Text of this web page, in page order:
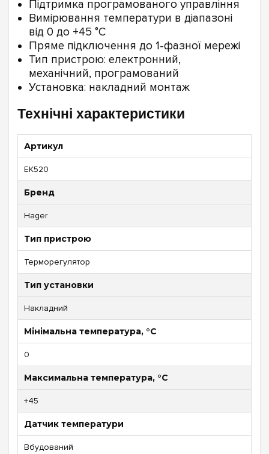
Підтримка програмованого управління
Вимірювання температури в діапазоні
від 0 до +45 °C
Пряме підключення до 1-фазної мережі
Тип пристрою: електронний,
механічний, програмований
Установка: накладний монтаж
Технічні характеристики
Артикул
EK520
Бренд
Hager
Тип пристрою
Терморегулятор
Тип установки
Накладний
Мінімальна температура, °C
0
Максимальна температура, °C
+45
Датчик температури
Вбудований